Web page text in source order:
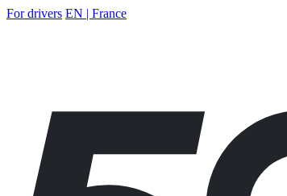
For drivers EN | France